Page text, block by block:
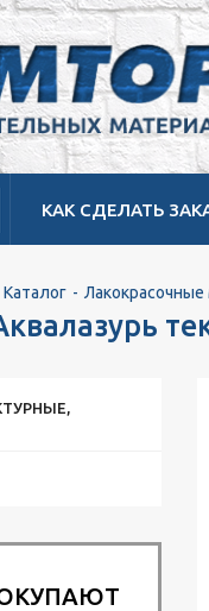
КАК СДЕЛАТЬ
Каталог